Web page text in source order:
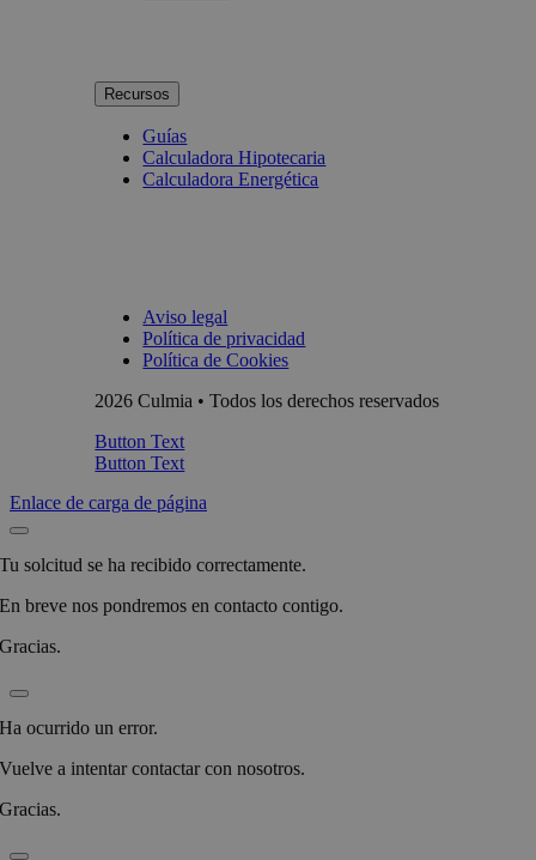
Recursos
Guías
Calculadora Hipotecaria
Calculadora Energética
Aviso legal
Política de privacidad
Política de Cookies
2026 Culmia • Todos los derechos reservados
Button Text
Button Text
Enlace de carga de página
Tu solcitud se ha recibido correctamente.
En breve nos pondremos en contacto contigo.
Gracias.
Ha ocurrido un error.
Vuelve a intentar contactar con nosotros.
Gracias.